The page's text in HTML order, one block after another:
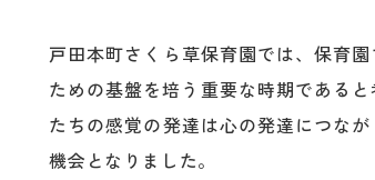
戸田本町さくら草保育園では、保育
ための基盤を培う重要な時期である
たちの感覚の発達は心の発達につな
機会となりました。